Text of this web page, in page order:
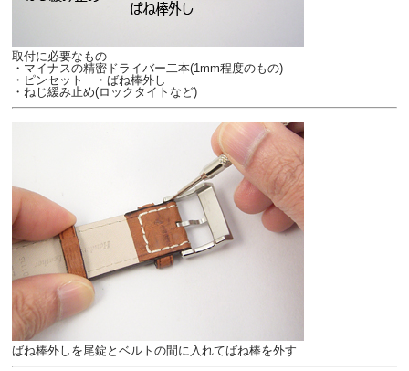
取付に必要なもの
・マイナスの精密ドライバー二本(1mm程度のもの)
・ピンセット ・ばね棒外し
・ねじ緩み止め(ロックタイトなど)
ばね棒外しを尾錠とベルトの間に入れてばね棒を外す